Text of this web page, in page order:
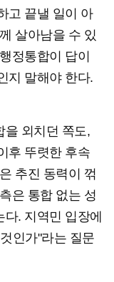
고 끝낼 일이 아
살아남을 수 있
정통합이 답이
지 말해야 한다.
을 외치던 쪽도,
후 뚜렷한 후속
추진 동력이 꺾
은 통합 없는 성
다. 지역민 입장에
인가"라는 질문